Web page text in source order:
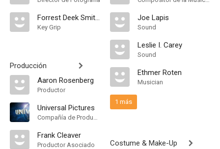
Forrest Deek Smith Sr.
Key Grip
Producción
Aaron Rosenberg
Productor
Universal Pictures
Compañía de Produccion
Frank Cleaver
Productor Asociado
Joe Lapis
Sound
Leslie I. Carey
Sound
Ethmer Roten
Musician
1 más
Costume & Make-Up